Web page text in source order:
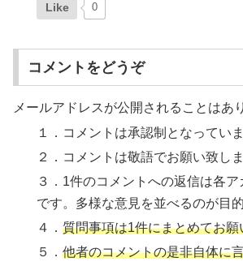
Like 0
コメントをどうぞ
メールアドレスが公開されることはあ
１．コメントは承認制となっていま
２．コメントは敬語でお願い致しま
３．1件のコメントへの返信は各
です。多様な意見を並べるのが目的
４．質問事項は1件にまとめてお願
５．他者のコメントの是非自体に